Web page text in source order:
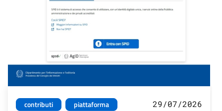
contributi piattaforma 29/07/2026